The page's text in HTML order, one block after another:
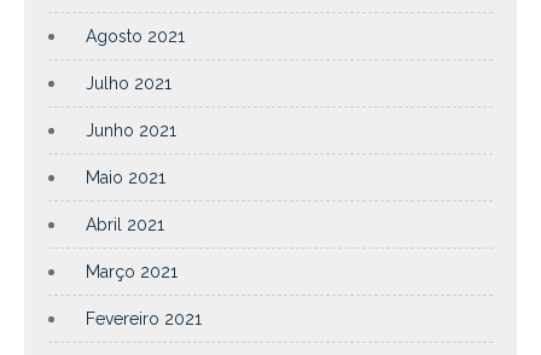
Agosto 2021
Julho 2021
Junho 2021
Maio 2021
Abril 2021
Março 2021
Fevereiro 2021